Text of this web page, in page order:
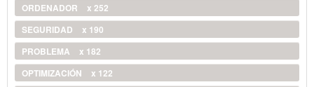
ORDENADOR
x 252
SEGURIDAD
x 190
PROBLEMA
x 182
OPTIMIZACIÓN
x 122